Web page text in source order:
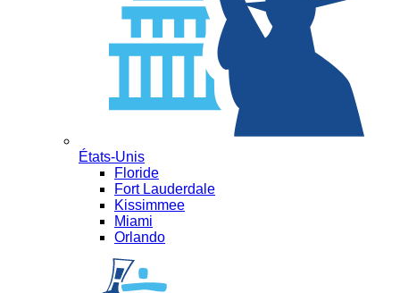
États-Unis
Floride
Fort Lauderdale
Kissimmee
Miami
Orlando